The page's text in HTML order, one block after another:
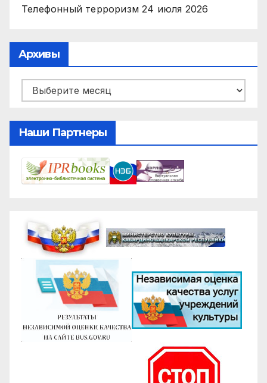
Телефонный терроризм 24 июля 2026
Архивы
Архивы
Наши Партнеры